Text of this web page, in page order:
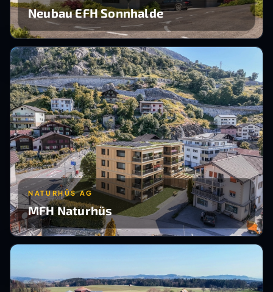
Neubau EFH Sonnhalde
NATURHÜS AG
MFH Naturhüs